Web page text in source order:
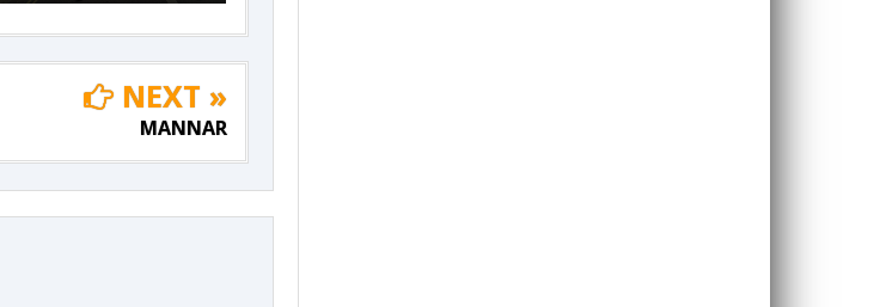
NEXT »
MANNAR